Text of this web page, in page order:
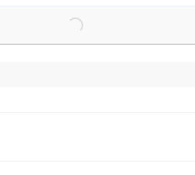
Loading...